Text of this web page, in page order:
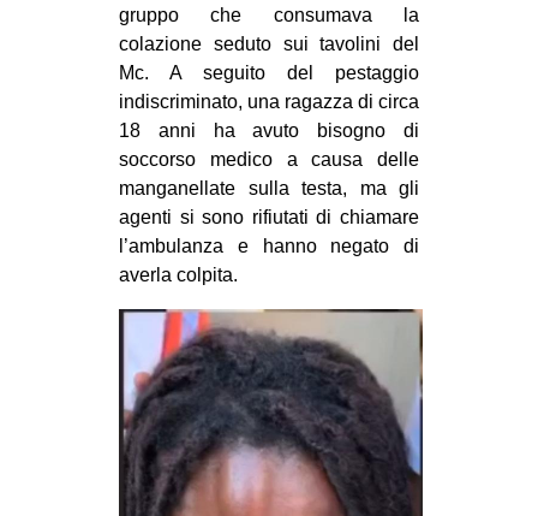
ESTREMO ORIENTE
EUROPA
MONDO
EVENTI
tw
bsky
ms
SEARCH
gruppo che consumava la
colazione seduto sui tavolini del
Mc. A seguito del pestaggio
indiscriminato, una ragazza di circa
18 anni ha avuto bisogno di
soccorso medico a causa delle
manganellate sulla testa, ma gli
agenti si sono rifiutati di chiamare
l’ambulanza e hanno negato di
averla colpita.